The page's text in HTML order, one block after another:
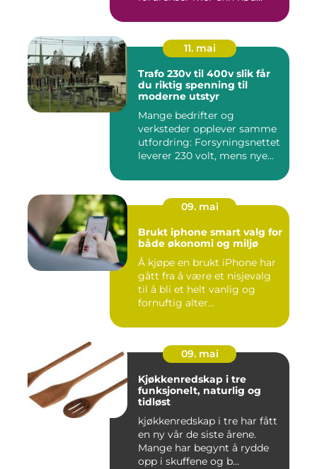
11. mai
Trafo 230v til 400v slik får
du riktig spenning til
moderne utstyr
Mange bedrifter og
verksteder opplever samme
utfordring: Forsyningsnettet
leverer 230 volt, mens nye...
09. mai
Brukt iphone smart valg for
både økonomi og miljø
Å kjøpe en brukt iPhone har
gått fra å være et nisjevalg
til å bli et helt vanlig og
fornuftig alter...
09. mai
Kjøkkenredskap i tre
funksjonelt, naturlig og
tidløst
kjøkkenredskap i tre har fått
en ny vår de siste årene.
Mange har begynt å rydde
opp i skuffene og b...